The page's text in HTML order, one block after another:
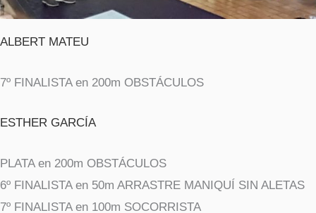
ALBERT MATEU
7º FINALISTA en 200m OBSTÁCULOS
ESTHER GARCÍA
PLATA en 200m OBSTÁCULOS
6º FINALISTA en 50m ARRASTRE MANIQUÍ SIN ALETAS
7º FINALISTA en 100m SOCORRISTA